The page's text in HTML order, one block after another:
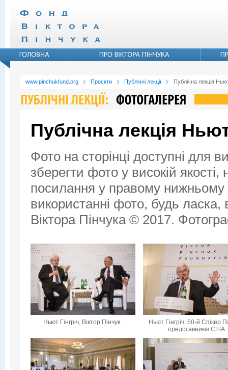
www.pinchukfund.org Проєкти Публічні лекції Публічна лекція
Публічна лекція
Фото на сторінці доступні для
зберегти фото у високій
посилання у правому нижньому
використанні фото, будь
Віктора Пінчука © 2017.
Ньют Гінгріч, Віктор Пінчук
Ньют Гінгріч, 50-й Спікер
представників США